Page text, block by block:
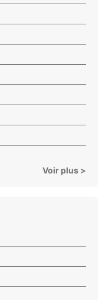
Voir plus >